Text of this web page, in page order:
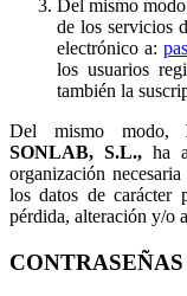
Del mismo
de los servicios
electrónico a:
los usuarios
también la
Del mismo modo,
SONLAB, S.L., ha
organización
los datos de carácter
pérdida, alteración y/o
CONTRASEÑAS